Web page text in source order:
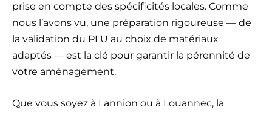
prise en compte des spécificités locales. Comme
nous l’avons vu, une préparation rigoureuse — de
la validation du PLU au choix de matériaux
adaptés — est la clé pour garantir la pérennité de
votre aménagement.
Que vous soyez à Lannion ou à Louannec, la